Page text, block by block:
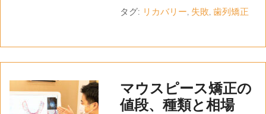
タグ: リカバリー, 失敗, 歯列矯正
マウスピース矯正の
値段、種類と相場